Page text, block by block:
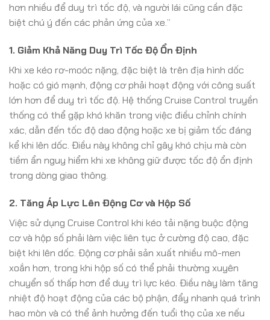
hơn nhiều để duy trì tốc độ, và người lái cũng cần đặc
biệt chú ý đến các phản ứng của xe.”
1. Giảm Khả Năng Duy Trì Tốc Độ Ổn Định
Khi xe kéo rơ-moóc nặng, đặc biệt là trên địa hình dốc
hoặc có gió mạnh, động cơ phải hoạt động với công suất
lớn hơn để duy trì tốc độ. Hệ thống Cruise Control truyền
thống có thể gặp khó khăn trong việc điều chỉnh chính
xác, dẫn đến tốc độ dao động hoặc xe bị giảm tốc đáng
kể khi lên dốc. Điều này không chỉ gây khó chịu mà còn
tiềm ẩn nguy hiểm khi xe không giữ được tốc độ ổn định
trong dòng giao thông.
2. Tăng Áp Lực Lên Động Cơ và Hộp Số
Việc sử dụng Cruise Control khi kéo tải nặng buộc động
cơ và hộp số phải làm việc liên tục ở cường độ cao, đặc
biệt khi lên dốc. Động cơ phải sản xuất nhiều mô-men
xoắn hơn, trong khi hộp số có thể phải thường xuyên
chuyển số thấp hơn để duy trì lực kéo. Điều này làm tăng
nhiệt độ hoạt động của các bộ phận, đẩy nhanh quá trình
hao mòn và có thể ảnh hưởng đến tuổi thọ của xe nếu